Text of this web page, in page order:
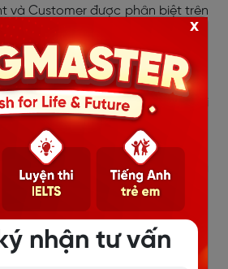
và Customer được phân biệt trên
đây:
hàng sử dụng dịch vụ như giải
từ nguồn có chuyên môn cho
cụ thể của khách hàng
mua hàng hóa từ một cửa
sẵn có nào đó.
nhận tư vấn
x